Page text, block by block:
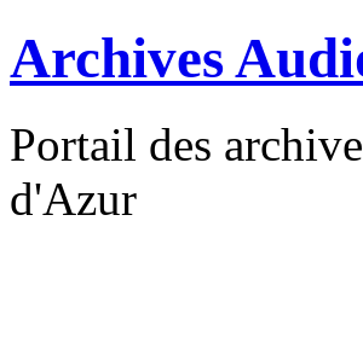
Archives
Portail des
d'Azur